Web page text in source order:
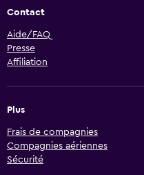
Contact
Aide/FAQ
Presse
Affiliation
Plus
Frais de compagnies
Compagnies aériennes
Sécurité